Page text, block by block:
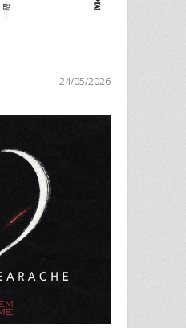
24/05/2026